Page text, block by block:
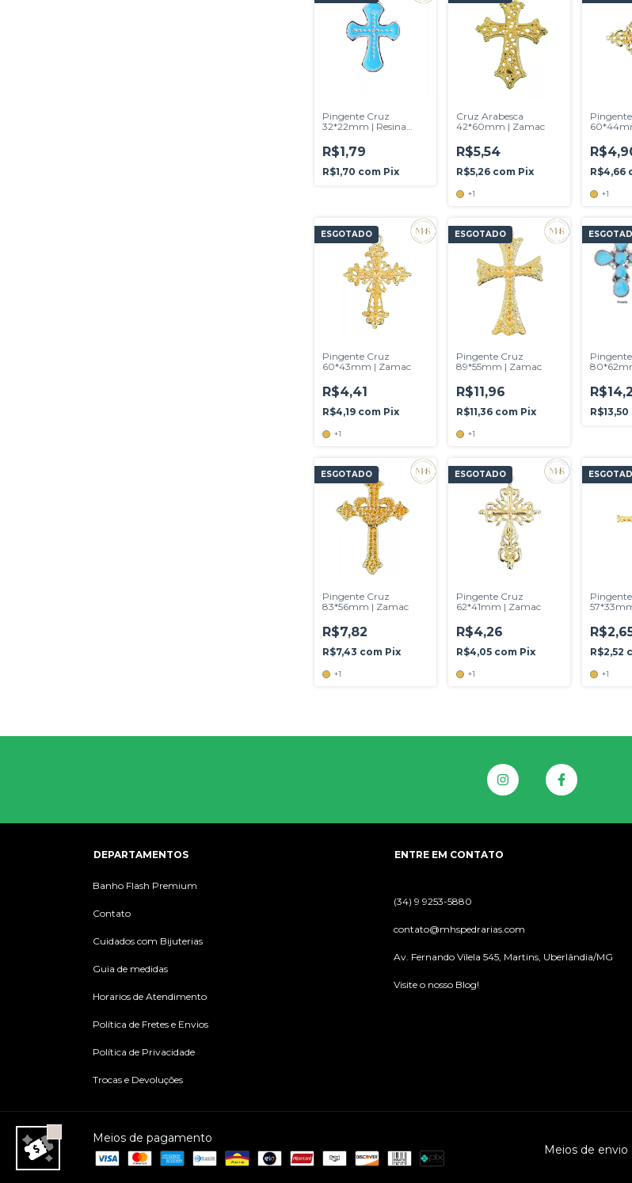
Pingente Cruz
32*22mm | Resina
R$1,79
R$1,70 com Pix
Cruz Arabesca
42*60mm | Zamac
R$5,54
R$5,26 com Pix
+1
R$4,66
+1
ESGOTADO
Pingente Cruz
60*43mm | Zamac
R$4,41
R$4,19 com Pix
+1
ESGOTADO
Pingente Cruz
89*55mm | Zamac
R$11,96
R$11,36 com Pix
+1
R$13,50
ESGOTADO
Pingente Cruz
83*56mm | Zamac
R$7,82
R$7,43 com Pix
+1
ESGOTADO
Pingente Cruz
62*41mm | Zamac
R$4,26
R$4,05 com Pix
+1
R$2,52
+1
DEPARTAMENTOS
Banho Flash Premium
Contato
Cuidados com Bijuterias
Guia de medidas
Horarios de Atendimento
Política de Fretes e Envios
Política de Privacidade
Trocas e Devoluções
ENTRE EM CONTATO
(34) 9 9253-5880
contato@mhspedrarias.com
Av. Fernando Vilela 545, Martins, Uberlândia/MG
Visite o nosso Blog!
Meios de pagamento
Meios de envio